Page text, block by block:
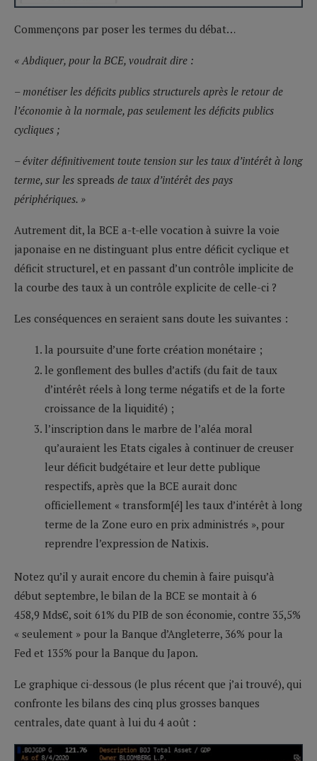
Commençons par poser les termes du débat…
« Abdiquer, pour la BCE, voudrait dire :
– monétiser les déficits publics structurels après le retour de
l’économie à la normale, pas seulement les déficits publics
cycliques ;
– éviter définitivement toute tension sur les taux d’intérêt à long
terme, sur les spreads de taux d’intérêt des pays
périphériques. »
Autrement dit, la BCE a-t-elle vocation à suivre la voie
japonaise en ne distinguant plus entre déficit cyclique et
déficit structurel, et en passant d’un contrôle implicite de
la courbe des taux à un contrôle explicite de celle-ci ?
Les conséquences en seraient sans doute les suivantes :
la poursuite d’une forte création monétaire ;
le gonflement des bulles d’actifs (du fait de taux
d’intérêt réels à long terme négatifs et de la forte
croissance de la liquidité) ;
l’inscription dans le marbre de l’aléa moral
qu’auraient les Etats cigales à continuer de creuser
leur déficit budgétaire et leur dette publique
respectifs, après que la BCE aurait donc
officiellement « transform[é] les taux d’intérêt à long
terme de la Zone euro en prix administrés », pour
reprendre l’expression de Natixis.
Notez qu’il y aurait encore du chemin à faire puisqu’à
début septembre, le bilan de la BCE se montait à 6
458,9 Mds€, soit 61% du PIB de son économie, contre 35,5%
« seulement » pour la Banque d’Angleterre, 36% pour la
Fed et 135% pour la Banque du Japon.
Le graphique ci-dessous (le plus récent que j’ai trouvé), qui
confronte les bilans des cinq plus grosses banques
centrales, date quant à lui du 4 août :